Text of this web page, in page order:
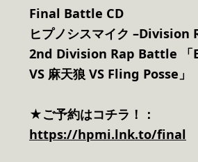
Final Battle CD
ヒプノシスマイク
2nd Division Rap Battle 「
VS 麻天狼 VS Fling Posse」
★ご予約はコチラ！：
https://hpmi.lnk.to/final